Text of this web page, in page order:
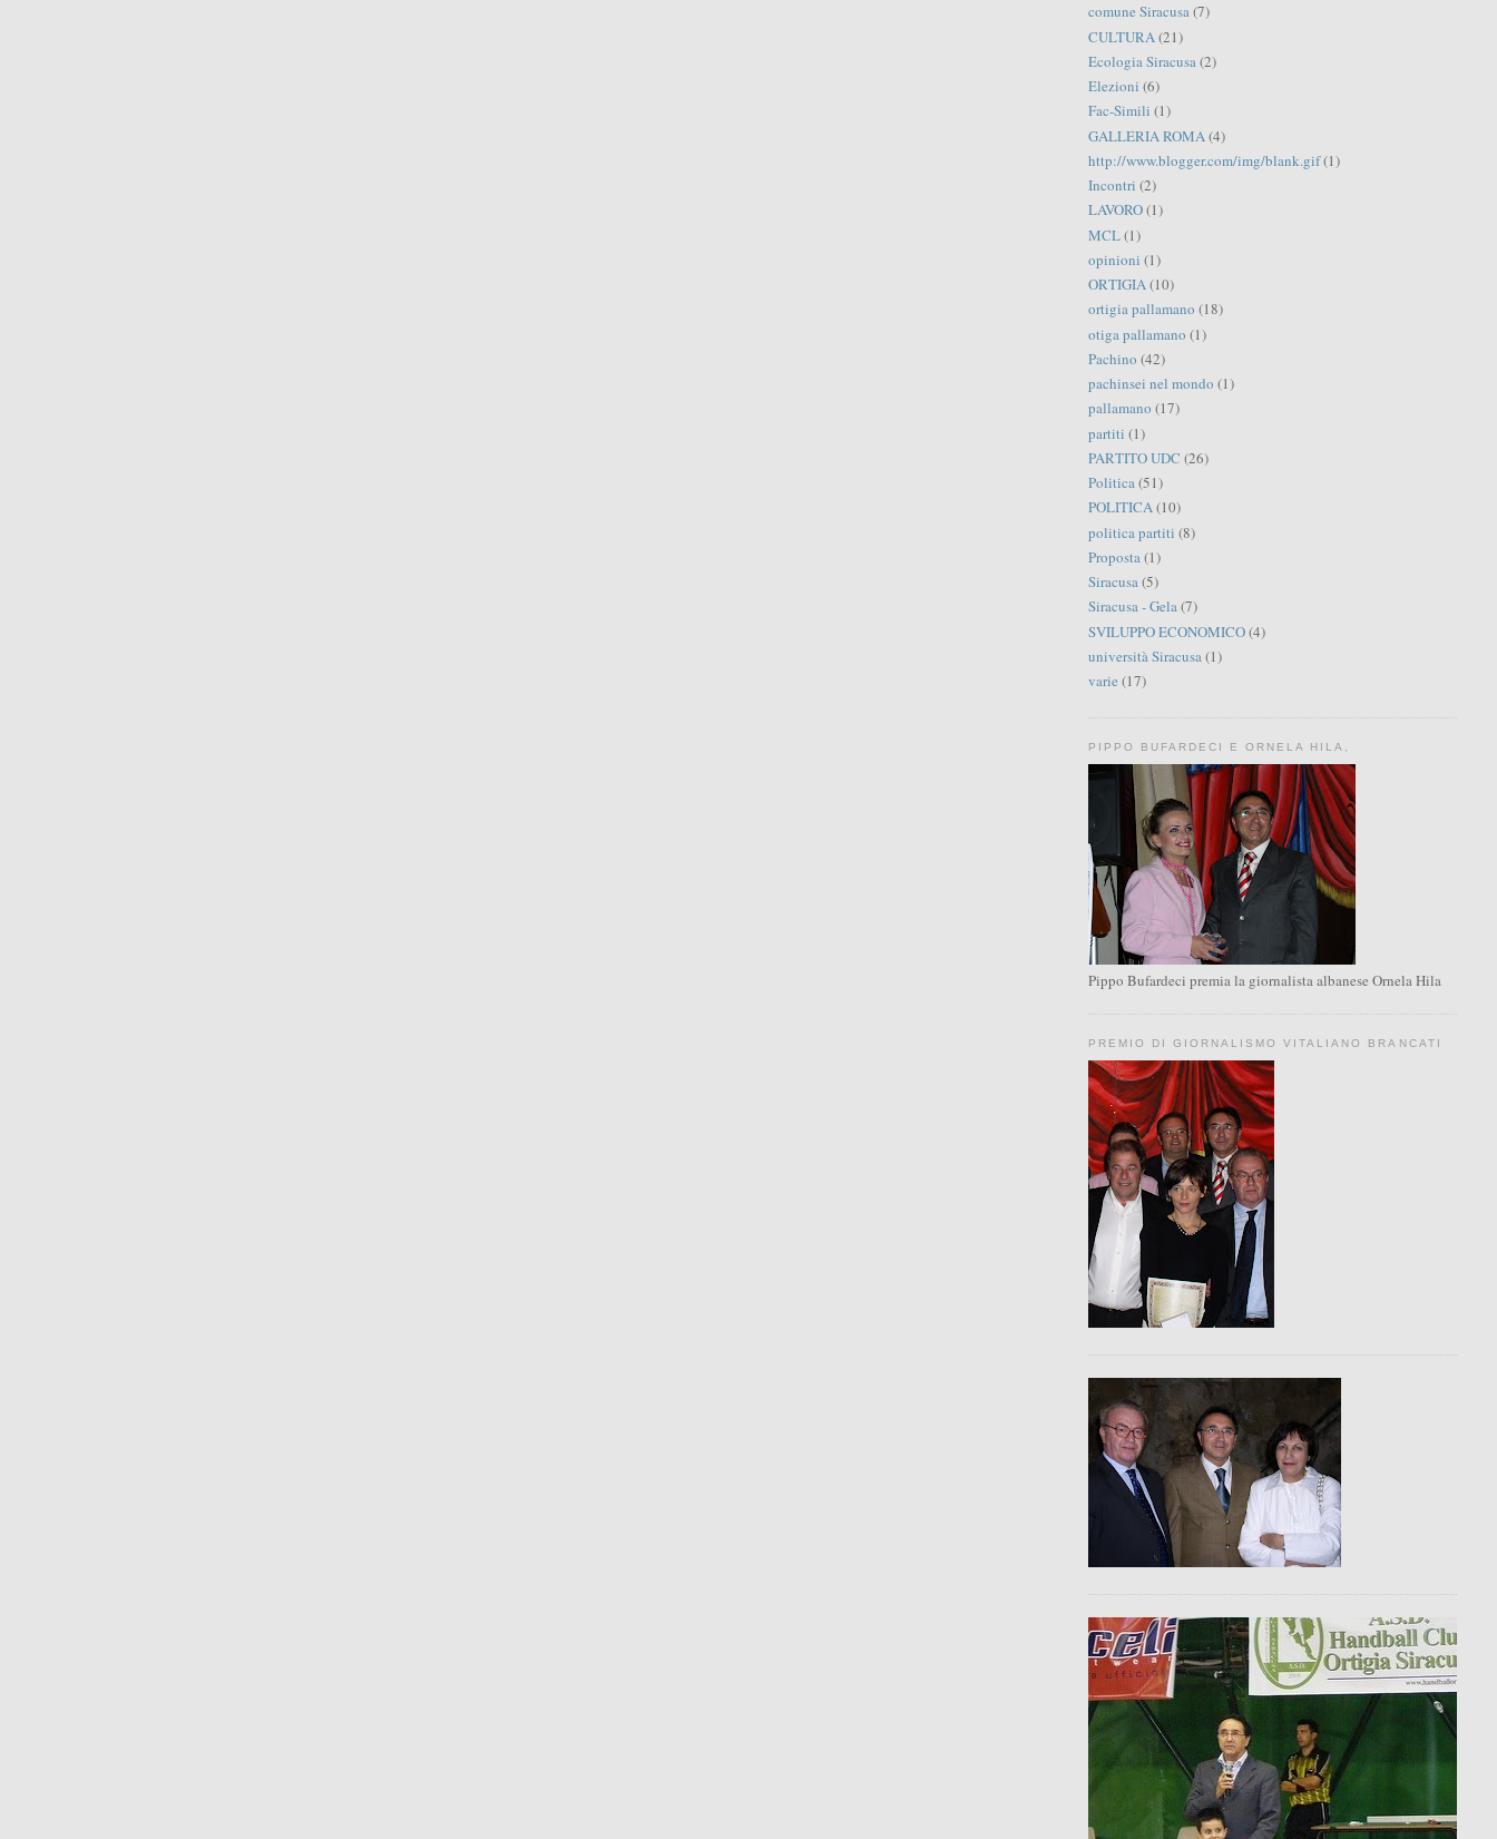
comune Siracusa(7)
CULTURA(21)
Ecologia Siracusa(2)
Elezioni (6)
Fac-Simili (1)
GALLERIA ROMA(4)
http://www.blogger.com/img/blank.gif(1)
Incontri (2)
LAVORO(1)
MCL(1)
opinioni (1)
ORTIGIA(10)
ortigia pallamano (18)
otiga pallamano (1)
Pachino (42)
pachinsei nel mondo (1)
pallamano (17)
partiti (1)
PARTITO UDC (26)
Politica(51)
POLITICA(10)
politica partiti (8)
Proposta(1)
Siracusa(5)
Siracusa - Gela(7)
SVILUPPO ECONOMICO(4)
università Siracusa(1)
varie (17)
PIPPO BUFARDECI E ORNELA HILA,
Pippo Bufardeci premia la giornalista albanese Ornela Hila
PREMIO DI GIORNALISMO VITALIANO BRANCATI